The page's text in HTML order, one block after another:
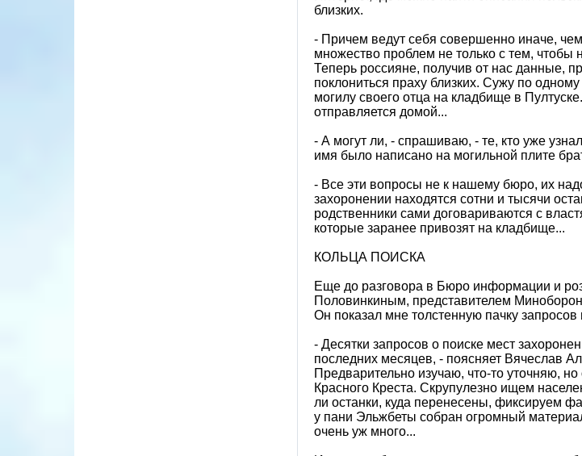
близких.
- Причем ведут себя совершенно иначе,
множество проблем не только с тем,
Теперь россияне, получив от нас данные,
поклониться праху близких. Сужу по
могилу своего отца на кладбище в
отправляется домой...
- А могут ли, - спрашиваю, - те, кто уже
имя было написано на могильной плите
- Все эти вопросы не к нашему бюро, их
захоронении находятся сотни и тысячи
родственники сами договариваются с
которые заранее привозят на кладбище...
КОЛЬЦА ПОИСКА
Еще до разговора в Бюро информации и
Половинкиным, представителем
Он показал мне толстенную пачку
- Десятки запросов о поиске мест
последних месяцев, - поясняет Вячеслав
Предварительно изучаю, что-то уточняю,
Красного Креста. Скрупулезно ищем
ли останки, куда перенесены, фиксируем
у пани Эльжбеты собран огромный
очень уж много...